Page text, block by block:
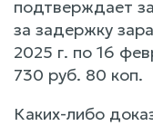
подтверждает
за задержку
2025 г. по 16
730 руб. 80 коп.
Каких-либо